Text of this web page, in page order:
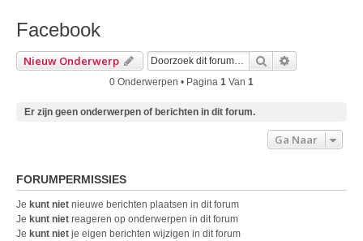
Facebook
Nieuw Onderwerp Zoek
0 Onderwerpen • Pagina 1 Van 1
Er zijn geen onderwerpen of berichten in dit forum.
Ga Naar
FORUMPERMISSIES
Je kunt niet nieuwe berichten plaatsen in dit forum
Je kunt niet reageren op onderwerpen in dit forum
Je kunt niet je eigen berichten wijzigen in dit forum